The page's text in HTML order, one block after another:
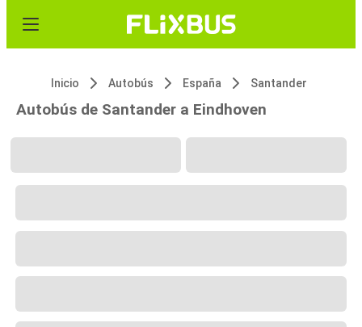
Inicio Autobús España Santander
Autobús de Santander a Eindhoven